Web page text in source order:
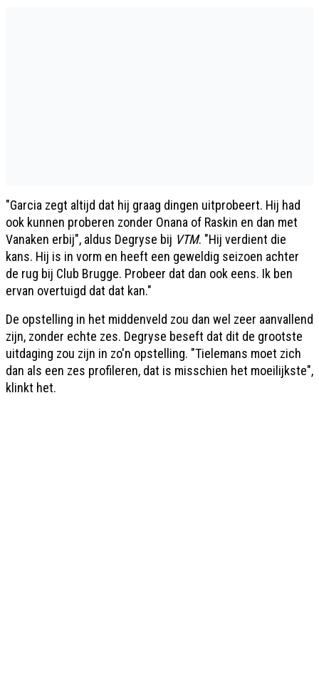
"Garcia zegt altijd dat hij graag dingen uitprobeert. Hij had
ook kunnen proberen zonder Onana of Raskin en dan met
Vanaken erbij", aldus Degryse bij VTM. "Hij verdient die
kans. Hij is in vorm en heeft een geweldig seizoen achter
de rug bij Club Brugge. Probeer dat dan ook eens. Ik ben
ervan overtuigd dat dat kan."
De opstelling in het middenveld zou dan wel zeer aanvallend
zijn, zonder echte zes. Degryse beseft dat dit de grootste
uitdaging zou zijn in zo'n opstelling. "Tielemans moet zich
dan als een zes profileren, dat is misschien het moeilijkste",
klinkt het.